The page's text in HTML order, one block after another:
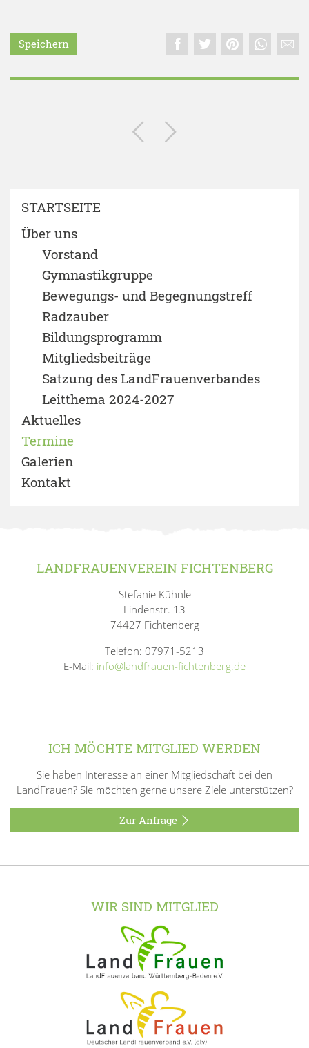
Speichern
STARTSEITE
Über uns
Vorstand
Gymnastikgruppe
Bewegungs- und Begegnungstreff
Radzauber
Bildungsprogramm
Mitgliedsbeiträge
Satzung des LandFrauenverbandes
Leitthema 2024-2027
Aktuelles
Termine
Galerien
Kontakt
LANDFRAUENVEREIN FICHTENBERG
Stefanie Kühnle
Lindenstr. 13
74427 Fichtenberg
Telefon: 07971-5213
E-Mail: info@landfrauen-fichtenberg.de
ICH MÖCHTE MITGLIED WERDEN
Sie haben Interesse an einer Mitgliedschaft bei den
LandFrauen? Sie möchten gerne unsere Ziele unterstützen?
Zur Anfrage
WIR SIND MITGLIED